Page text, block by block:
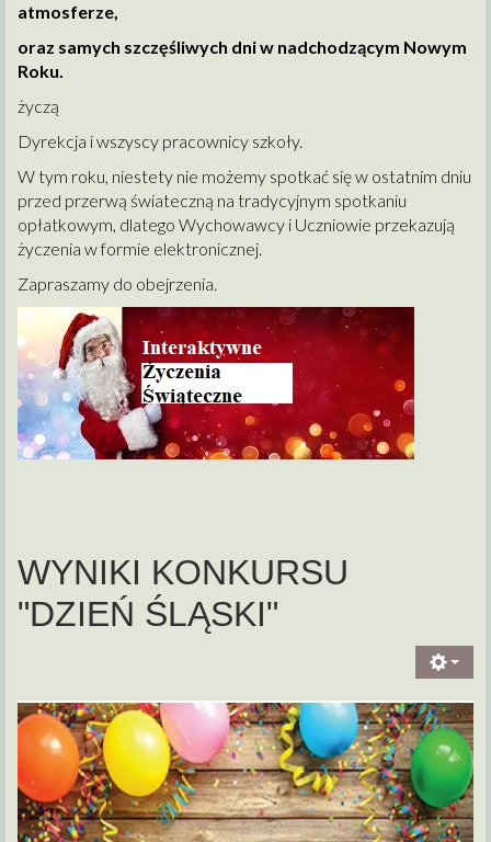
atmosferze,
oraz samych szczęśliwych dni w nadchodzącym Nowym
Roku.
życzą
Dyrekcja i wszyscy pracownicy szkoły.
W tym roku, niestety nie możemy spotkać się w ostatnim dniu
przed przerwą świateczną na tradycyjnym spotkaniu
opłatkowym, dlatego Wychowawcy i Uczniowie przekazują
życzenia w formie elektronicznej.
Zapraszamy do obejrzenia.
WYNIKI KONKURSU
"DZIEŃ ŚLĄSKI"